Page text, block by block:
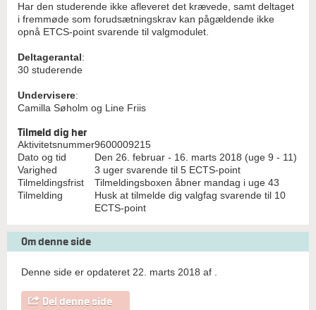
Har den studerende ikke afleveret det krævede, samt deltaget
i fremmøde som forudsætningskrav kan pågældende ikke
opnå ETCS-point svarende til valgmodulet.
Deltagerantal:
30 studerende
Undervisere:
Camilla Søholm og Line Friis
Tilmeld dig her
Aktivitetsnummer9600009215
Dato og tid
Den 26. februar - 16. marts 2018 (uge 9 - 11)
Varighed
3 uger svarende til 5 ECTS-point
Tilmeldingsfrist
Tilmeldingsboxen åbner mandag i uge 43
Tilmelding
Husk at tilmelde dig valgfag svarende til 10
ECTS-point
Om denne side
Denne side er opdateret 22. marts 2018 af
Del denne side